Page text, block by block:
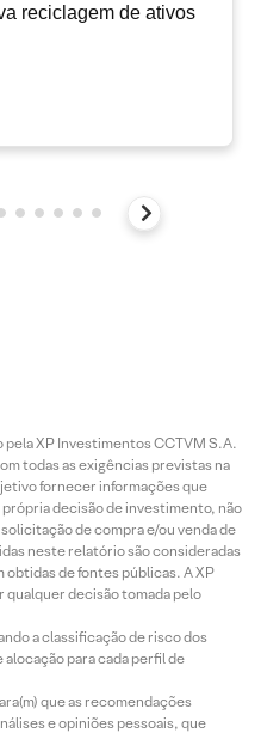
reciclagem de ativos
XP Investimentos CCTVM S.A.
todas as exigências previstas na
fornecer informações que
decisão de investimento, não
de compra e/ou venda de
neste relatório são consideradas
obtidas de fontes públicas. A XP
qualquer decisão tomada pelo
a classificação de risco dos
para cada perfil de
que as recomendações
e opiniões pessoais, que